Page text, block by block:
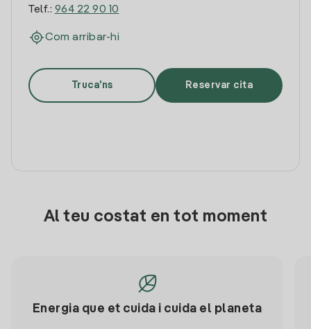
Telf.: 964 22 90 10
Com arribar-hi
Truca'ns Reservar cita
Al teu costat en tot moment
Energia que et cuida i cuida el planeta